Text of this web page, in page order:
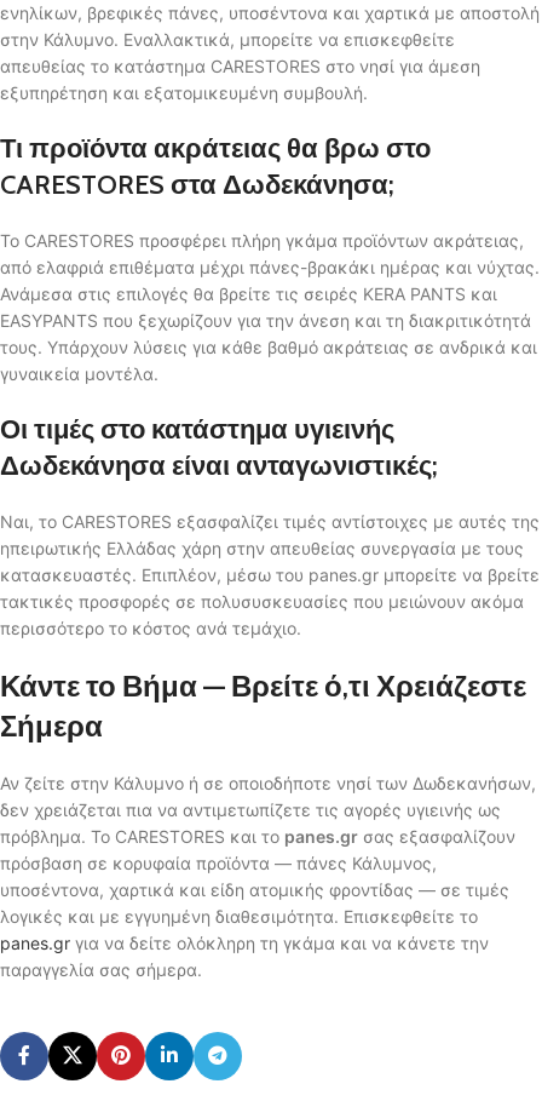
ενηλίκων, βρεφικές πάνες, υποσέντονα και χαρτικά με αποστολή
στην Κάλυμνο. Εναλλακτικά, μπορείτε να επισκεφθείτε
απευθείας το κατάστημα CARESTORES στο νησί για άμεση
εξυπηρέτηση και εξατομικευμένη συμβουλή.
Τι προϊόντα ακράτειας θα βρω στο
CARESTORES στα Δωδεκάνησα;
Το CARESTORES προσφέρει πλήρη γκάμα προϊόντων ακράτειας,
από ελαφριά επιθέματα μέχρι πάνες-βρακάκι ημέρας και νύχτας.
Ανάμεσα στις επιλογές θα βρείτε τις σειρές KERA PANTS και
EASYPANTS που ξεχωρίζουν για την άνεση και τη διακριτικότητά
τους. Υπάρχουν λύσεις για κάθε βαθμό ακράτειας σε ανδρικά και
γυναικεία μοντέλα.
Οι τιμές στο κατάστημα υγιεινής
Δωδεκάνησα είναι ανταγωνιστικές;
Ναι, το CARESTORES εξασφαλίζει τιμές αντίστοιχες με αυτές της
ηπειρωτικής Ελλάδας χάρη στην απευθείας συνεργασία με τους
κατασκευαστές. Επιπλέον, μέσω του panes.gr μπορείτε να βρείτε
τακτικές προσφορές σε πολυσυσκευασίες που μειώνουν ακόμα
περισσότερο το κόστος ανά τεμάχιο.
Κάντε το Βήμα — Βρείτε ό,τι Χρειάζεστε
Σήμερα
Αν ζείτε στην Κάλυμνο ή σε οποιοδήποτε νησί των Δωδεκανήσων,
δεν χρειάζεται πια να αντιμετωπίζετε τις αγορές υγιεινής ως
πρόβλημα. Το CARESTORES και το panes.gr σας εξασφαλίζουν
πρόσβαση σε κορυφαία προϊόντα — πάνες Κάλυμνος,
υποσέντονα, χαρτικά και είδη ατομικής φροντίδας — σε τιμές
λογικές και με εγγυημένη διαθεσιμότητα. Επισκεφθείτε το
panes.gr για να δείτε ολόκληρη τη γκάμα και να κάνετε την
παραγγελία σας σήμερα.